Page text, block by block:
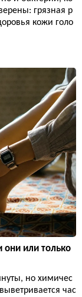
грязная р
кожи голо
они или только
но химичес
час